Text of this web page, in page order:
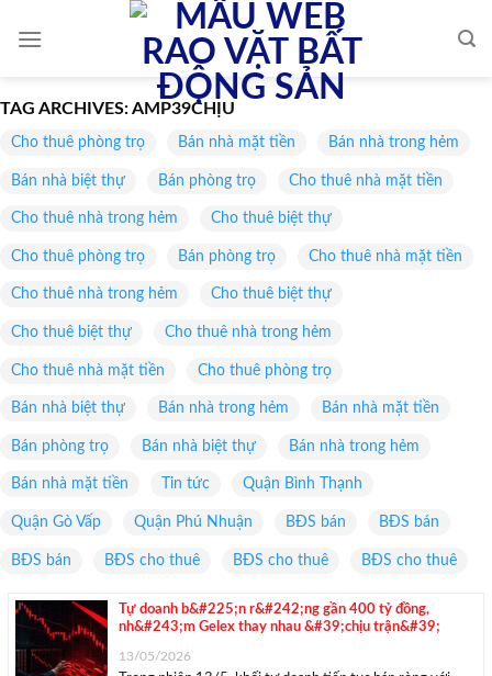
TAG ARCHIVES:AMP39CHỊU
Cho thuê phòng trọ Bán nhà mặt tiền Bán nhà trong hẻm
Bán nhà biệt thự Bán phòng trọ Cho thuê nhà mặt tiền
Cho thuê nhà trong hẻm Cho thuê biệt thự
Cho thuê phòng trọ Bán phòng trọ Cho thuê nhà mặt tiền
Cho thuê nhà trong hẻm Cho thuê biệt thự
Cho thuê biệt thự Cho thuê nhà trong hẻm
Cho thuê nhà mặt tiền Cho thuê phòng trọ
Bán nhà biệt thự Bán nhà trong hẻm Bán nhà mặt tiền
Bán phòng trọ Bán nhà biệt thự Bán nhà trong hẻm
Bán nhà mặt tiền Tin tức Quận Bình Thạnh
Quận Gò Vấp Quận Phú Nhuận BĐS bán BĐS bán
BĐS bán BĐS cho thuê BĐS cho thuê BĐS cho thuê
Tự doanh b&#225;n r&#242;ng gần 400 tỷ đồng,
nh&#243;m Gelex thay nhau &#39;chịu trận&#39;
13/05/2026